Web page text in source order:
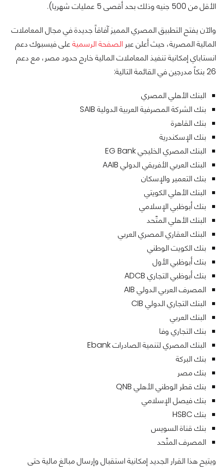
الأقل من 500 جنيه وذلك بحد أقصى 5 عمليات شهريا).
والآن يفتح التطبيق المصري المميز آفاقاً جديدة في مجال المعاملات
المالية المصرية، حيث أعلن عبر الصفحة الرسميةعلى فيسبوك دعم
انستاباي إمكانية تنفيذ المعاملات المالية خارج حدود مصر، مع دعم
26 بنكاً مدرجين في القائمة التالية:
البنك الأهلي المصري
بنك الشركة المصرفية العربية الدولية SAIB
بنك القاهرة
بنك الإسكندرية
البنك المصري الخليجي EG Bank
البنك العربي الأفريقي الدولي AAIB
بنك التعمير والإسكان
البنك الأهلي الكويتي
بنك أبوظبي الإسلامي​​
البنك الأهلي المتّحد
البنك العقاري المصري العربي
بنك الكويت الوطني
بنك أبوظبي الأول
بنك أبوظبي التجاري ADCB
المصرف العربي الدولي AIB
البنك التجاري الدولي CIB
البنك العربي
بنك التجاري وفا
البنك المصري لتنمية الصادرات Ebank
بنك البركة
بنك مصر
بنك قطر الوطني الأهلي QNB
بنك فيصل الإسلامي
بنك HSBC
بنك قناة السويس
المصرف المتّحد
ويتيح هذا القرار الجديد إمكانية استقبال وإرسال مبالغ مالية حتى